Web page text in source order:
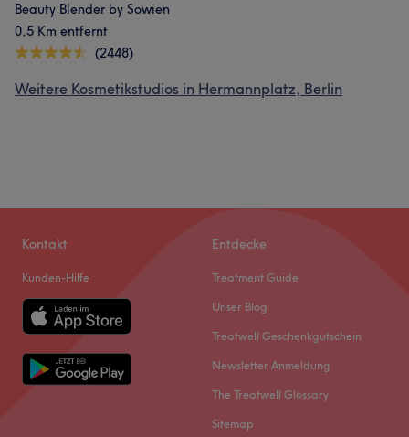
Beauty Blender by Sowien
0,5 Km entfernt
(2448)
Weitere Kosmetikstudios in Hermannplatz, Berlin
Kontakt
Kunden-Hilfe
Entdecke
Treatment Guide
Unser Blog
Treatwell Geschenkgutschein
Newsletter Anmeldung
The Treatwell Glossary
Sitemap